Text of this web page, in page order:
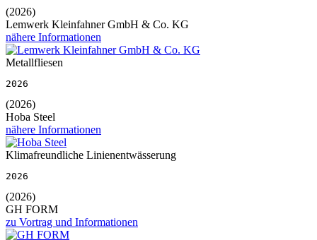
(2026)
Lemwerk Kleinfahner GmbH & Co. KG
nähere Informationen
Metallfliesen
2026
(2026)
Hoba Steel
nähere Informationen
Klimafreundliche Linienentwässerung
2026
(2026)
GH FORM
zu Vortrag und Informationen